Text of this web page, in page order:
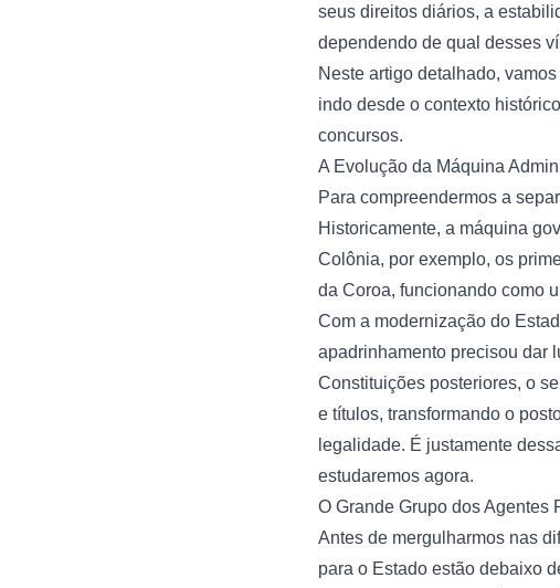
seus direitos diários, a
dependendo de qual desses
Neste artigo detalhado,
indo desde o contexto
concursos.
A Evolução da Máquina
Para compreendermos a
Historicamente, a máquina
Colônia, por exemplo, os
da Coroa, funcionando como
Com a modernização do
apadrinhamento precisou dar
Constituições posteriores, o
e títulos, transformando o
legalidade. É justamente
estudaremos agora.
O Grande Grupo dos Agentes
Antes de mergulharmos nas
para o Estado estão debaixo